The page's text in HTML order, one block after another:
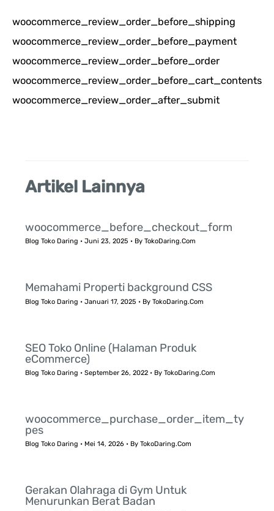
i
u
n
t
u
woocommerce_review_order_before_shipping
woocommerce_review_order_before_payment
woocommerce_review_order_before_order
woocommerce_review_order_before_cart_contents
woocommerce_review_order_after_submit
Artikel Lainnya
woocommerce_before_checkout_form
Blog Toko Daring •Juni 23, 2025 • ByTokoDaring.Com
Memahami Properti background CSS
Blog Toko Daring •Januari 17, 2025 • ByTokoDaring.Com
SEO Toko Online (Halaman Produk
eCommerce)
Blog Toko Daring •September 26, 2022 • ByTokoDaring.Com
woocommerce_purchase_order_item_ty
pes
Blog Toko Daring • Mei 14, 2026 • ByTokoDaring.Com
Gerakan Olahraga di Gym Untuk
Menurunkan Berat Badan